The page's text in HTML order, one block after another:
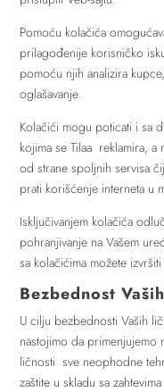
Pomoću kolačića
prilagođenije korisničko
pomoću njih analizira
oglašavanje.
Kolačići mogu poticati i sa
kojima se Tilaa reklamira,
od strane spoljnih servisa
prati korišćenje interneta u
Isključivanjem kolačića
pohranjivanje na Vašem
sa kolačićima možete
Bezbednost
U cilju bezbednosti Vaših
nastojimo da primenjujemo
ličnosti sve neophodne
zaštite u skladu sa